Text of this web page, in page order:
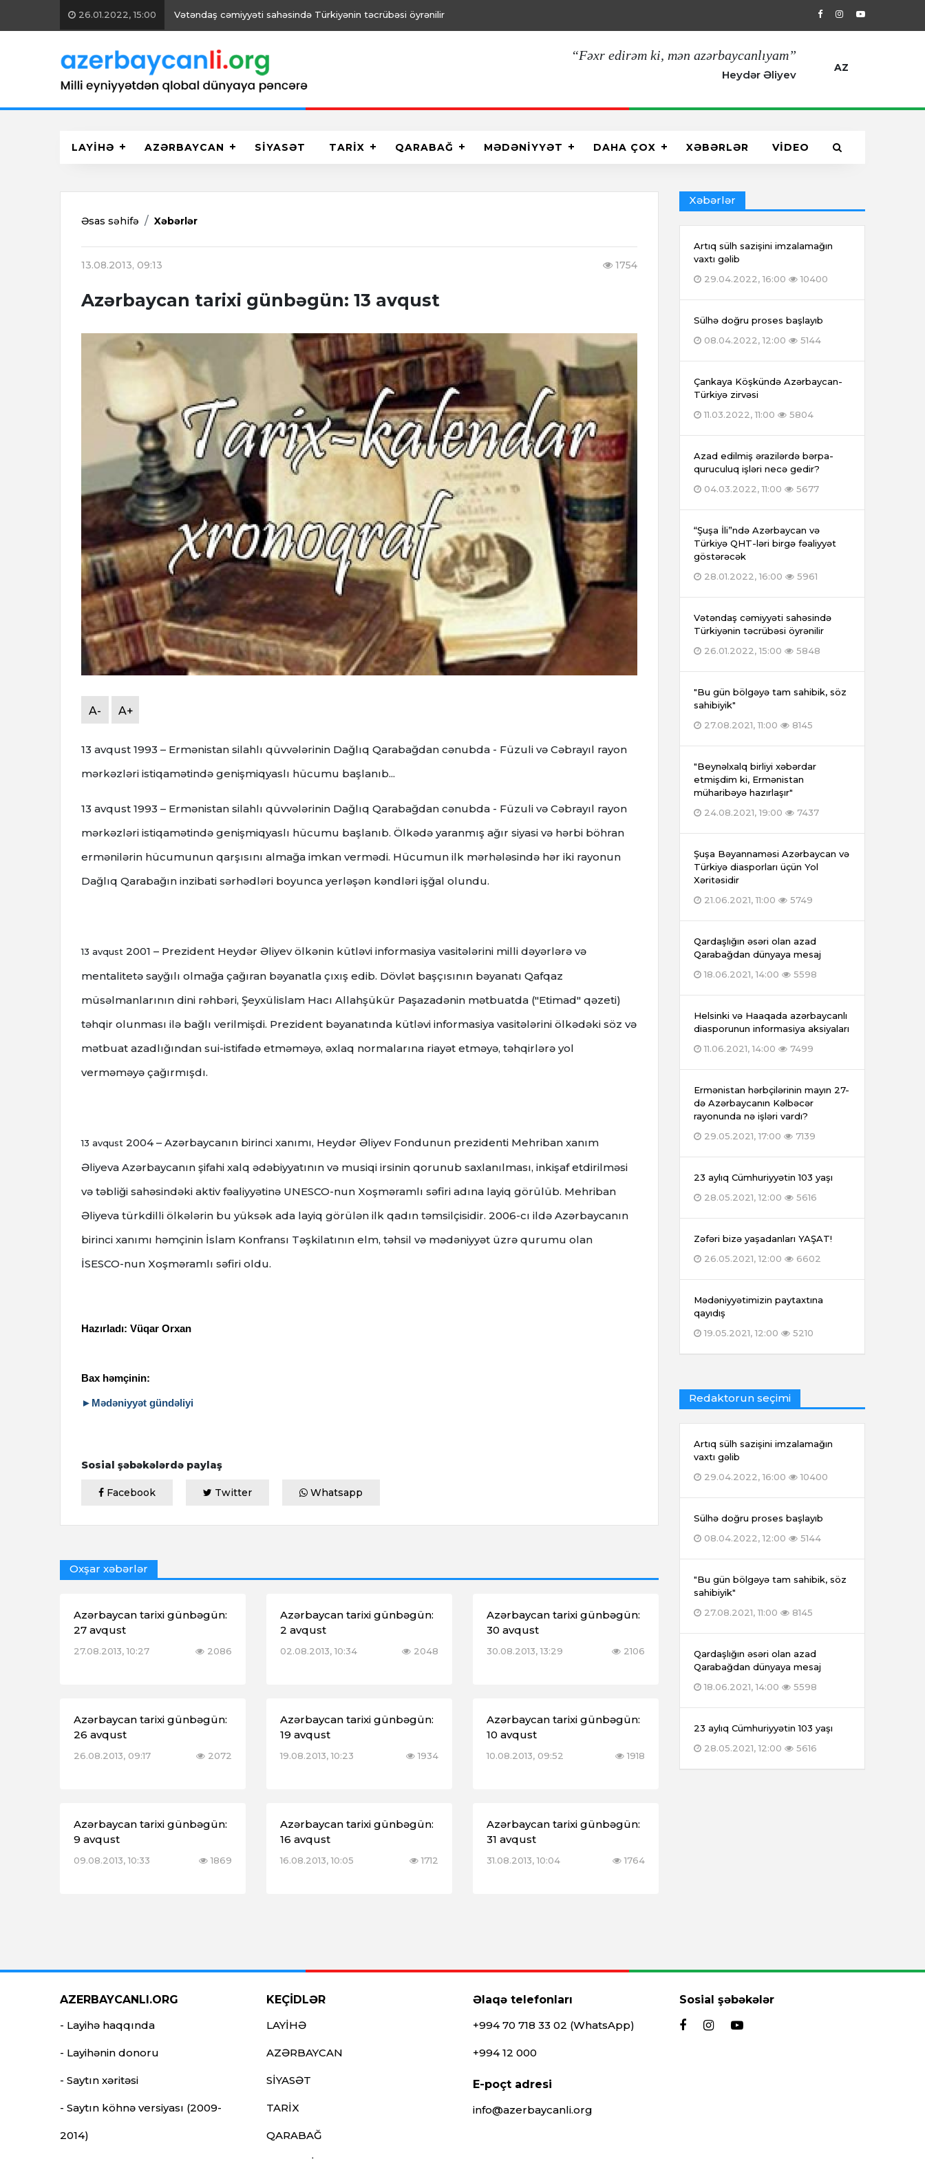
26.01.2022, 15:00 Vətəndaş cəmiyyəti sahəsində Türkiyənin təcrübəsi öyrənilir 29.04.2022, 16:00 Artıq sülh
“Fəxr edirəm ki, mən azərbaycanlıyam”
Heydər Əliyev
AZ
LAYİHƏ AZƏRBAYCAN SİYASƏT TARİX QARABAĞ MƏDƏNİYYƏT DAHA ÇOX XƏBƏRLƏR VİDEO
Əsas səhifə Xəbərlər
13.08.2013, 09:13 1754
Azərbaycan tarixi günbəgün: 13 avqust
A- A+
13 avqust 1993 – Ermənistan silahlı qüvvələrinin Dağlıq Qarabağdan cənubda - Füzuli və Cəbrayıl rayon
mərkəzləri istiqamətində genişmiqyaslı hücumu başlanıb...
13 avqust 1993 – Ermənistan silahlı qüvvələrinin Dağlıq Qarabağdan cənubda - Füzuli və Cəbrayıl rayon
mərkəzləri istiqamətində genişmiqyaslı hücumu başlanıb. Ölkədə yaranmış ağır siyasi və hərbi böhran
ermənilərin hücumunun qarşısını almağa imkan vermədi. Hücumun ilk mərhələsində hər iki rayonun
Dağlıq Qarabağın inzibati sərhədləri boyunca yerləşən kəndləri işğal olundu.
13 avqust 2001 – Prezident Heydər Əliyev ölkənin kütləvi informasiya vasitələrini milli dəyərlərə və
mentalitetə sayğılı olmağa çağıran bəyanatla çıxış edib. Dövlət başçısının bəyanatı Qafqaz
müsəlmanlarının dini rəhbəri, Şeyxülislam Hacı Allahşükür Paşazadənin mətbuatda ("Etimad" qəzeti)
təhqir olunması ilə bağlı verilmişdi. Prezident bəyanatında kütləvi informasiya vasitələrini ölkədəki söz və
mətbuat azadlığından sui-istifadə etməməyə, əxlaq normalarına riayət etməyə, təhqirlərə yol
verməməyə çağırmışdı.
13 avqust 2004 – Azərbaycanın birinci xanımı, Heydər Əliyev Fondunun prezidenti Mehriban xanım
Əliyeva Azərbaycanın şifahi xalq ədəbiyyatının və musiqi irsinin qorunub saxlanılması, inkişaf etdirilməsi
və təbliği sahəsindəki aktiv fəaliyyətinə UNESCO-nun Xoşməramlı səfiri adına layiq görülüb. Mehriban
Əliyeva türkdilli ölkələrin bu yüksək ada layiq görülən ilk qadın təmsilçisidir. 2006-cı ildə Azərbaycanın
birinci xanımı həmçinin İslam Konfransı Təşkilatının elm, təhsil və mədəniyyət üzrə qurumu olan
İSESCO-nun Xoşməramlı səfiri oldu.
Hazırladı: Vüqar Orxan
Bax həmçinin:
►Mədəniyyət gündəliyi
Sosial şəbəkələrdə paylaş
Facebook Twitter Whatsapp
Oxşar xəbərlər
Azərbaycan tarixi günbəgün:
27 avqust
27.08.2013, 10:27 2086
Azərbaycan tarixi günbəgün:
2 avqust
02.08.2013, 10:34 2048
Azərbaycan tarixi günbəgün:
30 avqust
30.08.2013, 13:29 2106
Azərbaycan tarixi günbəgün:
26 avqust
26.08.2013, 09:17 2072
Azərbaycan tarixi günbəgün:
19 avqust
19.08.2013, 10:23 1934
Azərbaycan tarixi günbəgün:
10 avqust
10.08.2013, 09:52 1918
Azərbaycan tarixi günbəgün:
9 avqust
09.08.2013, 10:33 1869
Azərbaycan tarixi günbəgün:
16 avqust
16.08.2013, 10:05 1712
Azərbaycan tarixi günbəgün:
31 avqust
31.08.2013, 10:04 1764
Xəbərlər
Artıq sülh sazişini imzalamağın
vaxtı gəlib
29.04.2022, 16:00
10400
Sülhə doğru proses başlayıb
08.04.2022, 12:00
5144
Çankaya Köşkündə Azərbaycan-
Türkiyə zirvəsi
11.03.2022, 11:00
5804
Azad edilmiş ərazilərdə bərpa-
quruculuq işləri necə gedir?
04.03.2022, 11:00
5677
“Şuşa İli”ndə Azərbaycan və
Türkiyə QHT-ləri birgə fəaliyyət
göstərəcək
28.01.2022, 16:00
5961
Vətəndaş cəmiyyəti sahəsində
Türkiyənin təcrübəsi öyrənilir
26.01.2022, 15:00
5848
"Bu gün bölgəyə tam sahibik, söz
sahibiyik"
27.08.2021, 11:00
8145
"Beynəlxalq birliyi xəbərdar
etmişdim ki, Ermənistan
müharibəyə hazırlaşır"
24.08.2021, 19:00
7437
Şuşa Bəyannaməsi Azərbaycan və
Türkiyə diasporları üçün Yol
Xəritəsidir
21.06.2021, 11:00
5749
Qardaşlığın əsəri olan azad
Qarabağdan dünyaya mesaj
18.06.2021, 14:00
5598
Helsinki və Haaqada azərbaycanlı
diasporunun informasiya aksiyaları
11.06.2021, 14:00
7499
Ermənistan hərbçilərinin mayın 27-
də Azərbaycanın Kəlbəcər
rayonunda nə işləri vardı?
29.05.2021, 17:00
7139
23 aylıq Cümhuriyyətin 103 yaşı
28.05.2021, 12:00
5616
Zəfəri bizə yaşadanları YAŞAT!
26.05.2021, 12:00
6602
Mədəniyyətimizin paytaxtına
qayıdış
19.05.2021, 12:00
5210
Redaktorun seçimi
Artıq sülh sazişini imzalamağın
vaxtı gəlib
29.04.2022, 16:00
10400
Sülhə doğru proses başlayıb
08.04.2022, 12:00
5144
"Bu gün bölgəyə tam sahibik, söz
sahibiyik"
27.08.2021, 11:00
8145
Qardaşlığın əsəri olan azad
Qarabağdan dünyaya mesaj
18.06.2021, 14:00
5598
23 aylıq Cümhuriyyətin 103 yaşı
28.05.2021, 12:00
5616
AZERBAYCANLI.ORG
- Layihə haqqında
- Layihənin donoru
- Saytın xəritəsi
- Saytın köhnə versiyası (2009-
2014)
KEÇİDLƏR
LAYİHƏ
AZƏRBAYCAN
SİYASƏT
TARİX
QARABAĞ
Əlaqə telefonları
+994 70 718 33 02 (WhatsApp)
+994 12 000
E-poçt adresi
info@azerbaycanli.org
Sosial şəbəkələr